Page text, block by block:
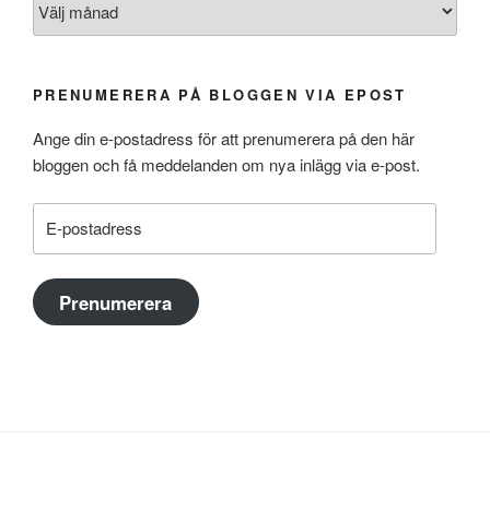
PRENUMERERA PÅ BLOGGEN VIA EPOST
Ange din e-postadress för att prenumerera på den här
bloggen och få meddelanden om nya inlägg via e-post.
postadress
Prenumerera